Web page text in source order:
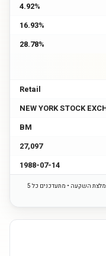
4.92%
16.93%
28.78%
Retail
NEW YORK STOCK
BM
27,097
1988-07-14
הנתונים מבוססים על מקורות ציבוריים ואינם מהווים המלצת השקעה • מתעדכנים כל 5